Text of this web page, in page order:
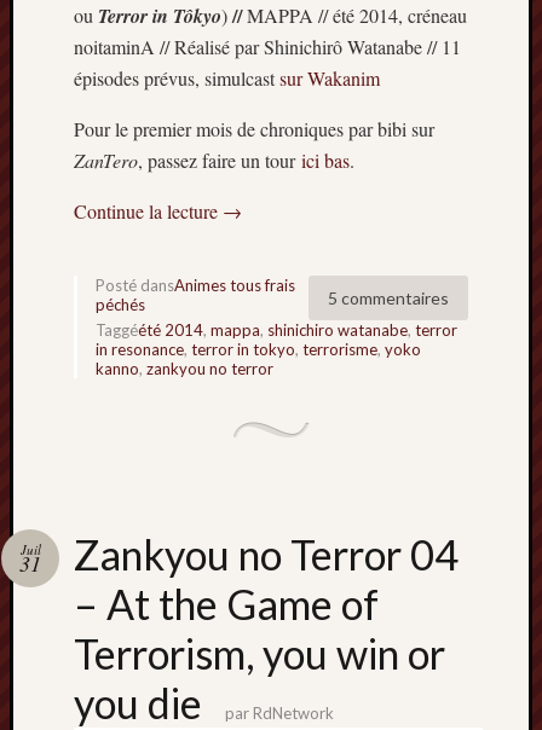
ou Terror in Tôkyo)//MAPPA // été 2014, créneau
noitaminA // Réalisé par Shinichirô Watanabe // 11
épisodes prévus, simulcastsur Wakanim
Pour le premier mois de chroniques par bibi sur
ZanTero, passez faire un tourici bas.
Continue la lecture →
5 commentaires
Posté dansAnimes tous frais
péchés
Taggéété 2014, mappa, shinichiro watanabe, terror
in resonance, terror in tokyo, terrorisme, yoko
kanno, zankyou no terror
Zankyou no Terror 04
– At the Game of
Terrorism, you win or
you die
Juil
31
par RdNetwork